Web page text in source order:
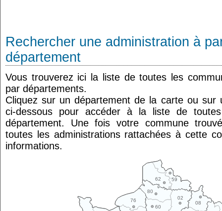
Rechercher une administration à
département
Vous trouverez ici la liste de toutes les
par départements.
Cliquez sur un département de la carte ou sur
ci-dessous pour accéder à la liste de
département. Une fois votre commune
toutes les administrations rattachées à cette
informations.
59
60
62
02
08
76
80